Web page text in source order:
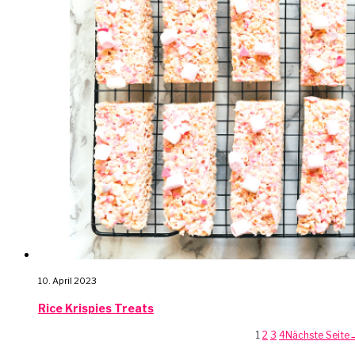
10. April 2023
Rice Krispies Treats
1 2 3 4Nächste Seite